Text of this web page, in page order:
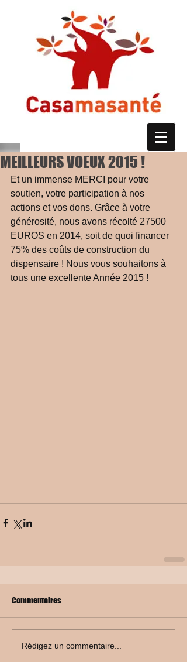
MEILLEURS VOEUX 2015 !
Et un immense MERCI pour votre
soutien, votre participation à nos
actions et vos dons. Grâce à votre
générosité, nous avons récolté 27500
EUROS en 2014, soit de quoi financer
75% des coûts de construction du
dispensaire ! Nous vous souhaitons à
tous une excellente Année 2015 !
Commentaires
Rédigez un commentaire...